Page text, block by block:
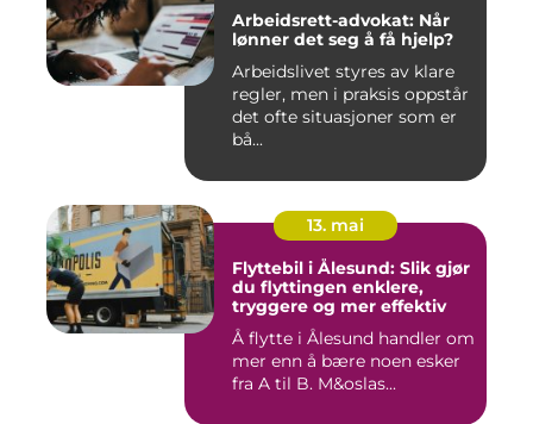
Arbeidsrett-advokat: Når
lønner det seg å få hjelp?
Arbeidslivet styres av klare
regler, men i praksis oppstår
det ofte situasjoner som er
bå...
13. mai
Flyttebil i Ålesund: Slik gjør
du flyttingen enklere,
tryggere og mer effektiv
Å flytte i Ålesund handler om
mer enn å bære noen esker
fra A til B. M&oslas...